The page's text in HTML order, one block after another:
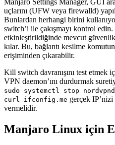
Manjaro Settings Manager, GUI
uçlarını (UFW veya firewalld)
Bunlardan herhangi birini
switch’i ile çakışmayı kontrol
etkinleştirildiğinde mevcut güvenlik
kılar. Bu, bağlantı kesilme
erişiminden çıkarabilir.
Kill switch davranışını test etmek
VPN daemon’ını durdurmak
sudo systemctl stop nordvpnd
curl ifconfig.me gerçek
vermelidir.
Manjaro Linux için